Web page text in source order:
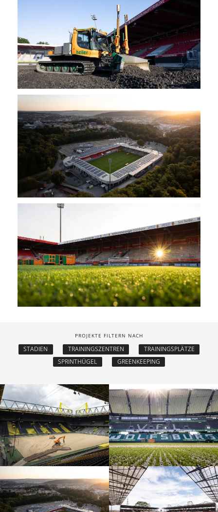
PROJEKTE FILTERN NACH
STADIEN TRAININGSZENTREN
TRAININGSPLÄTZE
SPRINTHÜGEL
GREENKEEPING